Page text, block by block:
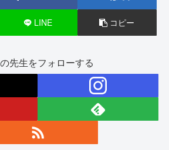
LINE コピー
先生をフォローする